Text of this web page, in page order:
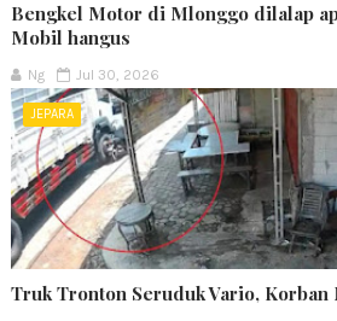
Bengkel Motor di Mlonggo dilalap
Mobil hangus
Ng Jul 30, 2026
JEPARA
Truk Tronton Seruduk Vario,